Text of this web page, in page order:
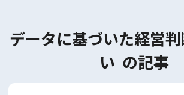
データに基づいた経営
い の記事